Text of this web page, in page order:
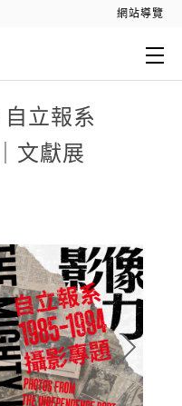
網站導覽
立報系
文獻展